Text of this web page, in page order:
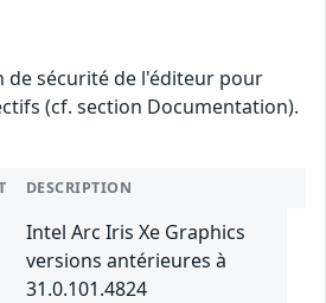
de sécurité de l'éditeur pour
(cf. section Documentation).
DESCRIPTION
Intel Arc Iris Xe Graphics
versions antérieures à
31.0.101.4824